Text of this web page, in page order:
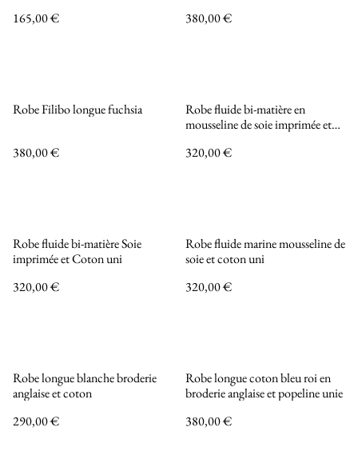
165,00 €
380,00 €
Robe Filibo longue fuchsia
380,00 €
Robe fluide bi-matière en
mousseline de soie imprimée et
320,00 €
Robe fluide bi-matière Soie
imprimée et Coton uni
320,00 €
Robe fluide marine mousseline de
soie et coton uni
320,00 €
Robe longue blanche broderie
anglaise et coton
290,00 €
Robe longue coton bleu roi en
broderie anglaise et popeline unie
380,00 €